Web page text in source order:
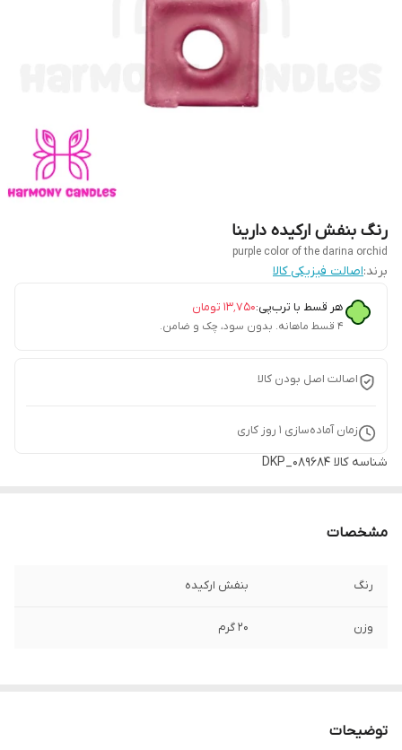
رنگ بنفش ارکیده دارینا
purple color of the darina orchid
برند:اصالت فیزیکی کالا
هر قسط با ترب‌پی:۱۳٬۷۵۰ تومان
۴ قسط ماهانه. بدون سود، چک و ضامن.
اصالت اصل بودن کالا
زمان آماده‌سازی 1 روز کاری
شناسه کالا DKP_089684
مشخصات
رنگ بنفش ارکیده
وزن 20 گرم
توضیحات